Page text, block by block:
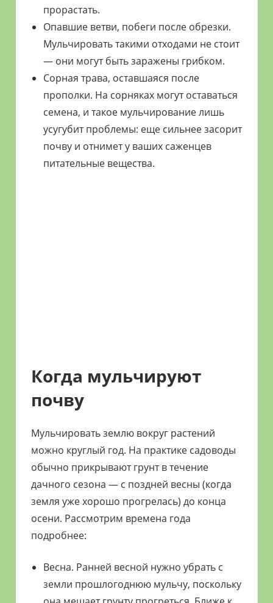
прорастать.
Опавшие ветви, побеги после обрезки.
Мульчировать такими отходами не стоит
— они могут быть заражены грибком.
Сорная трава, оставшаяся после
прополки. На сорняках могут оставаться
семена, и такое мульчирование лишь
усугубит проблемы: еще сильнее засорит
почву и отнимет у ваших саженцев
питательные вещества.
Когда мульчируют
почву
Мульчировать землю вокруг растений
можно круглый год. На практике садоводы
обычно прикрывают грунт в течение
дачного сезона — с поздней весны (когда
земля уже хорошо прогрелась) до конца
осени. Рассмотрим времена года
подробнее:
Весна. Ранней весной нужно убрать с
земли прошлогоднюю мульчу, поскольку